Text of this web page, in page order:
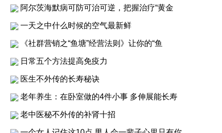
阿尔茨海默病可防可治可逆，把握治疗“黄金
一天之中什么时候的空气最新鲜
《社群营销之“鱼塘”经营法则》让你的“鱼
日常五个方法提高免疫力
医生不外传的长寿秘诀
老年养生：在卧室做的4件小事 多伸展能长寿
老中医秘不外传的补肾十招